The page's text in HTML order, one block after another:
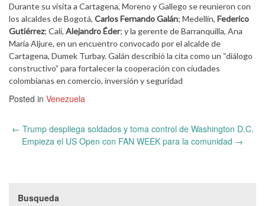
Durante su visita a Cartagena, Moreno y Gallego se reunieron con
los alcaldes de Bogotá, Carlos Fernando Galán; Medellín, Federico
Gutiérrez; Cali, Alejandro Éder; y la gerente de Barranquilla, Ana
María Aljure, en un encuentro convocado por el alcalde de
Cartagena, Dumek Turbay. Galán describió la cita como un “diálogo
constructivo” para fortalecer la cooperación con ciudades
colombianas en comercio, inversión y seguridad
Posted in Venezuela
Post
navigation
← Trump despliega soldados y toma control de Washington D.C.
Empieza el US Open con FAN WEEK para la comunidad →
Busqueda